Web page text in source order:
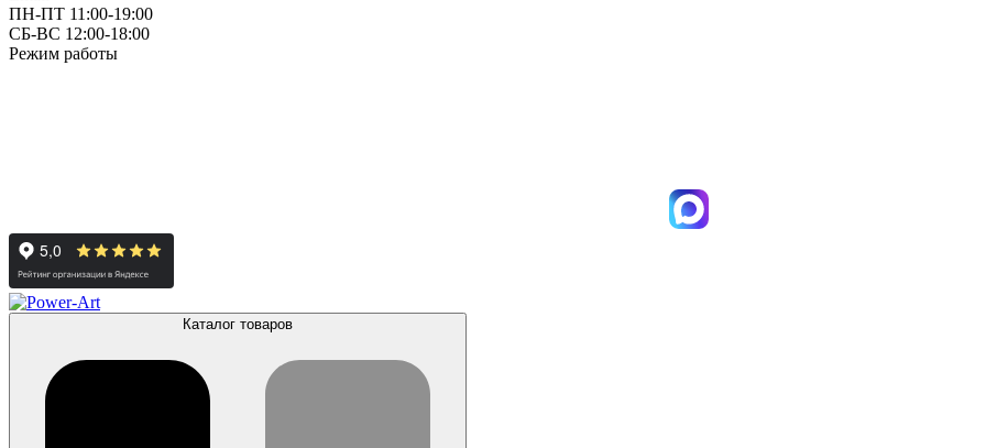
ПН-ПТ 11:00-19:00
СБ-ВС 12:00-18:00
Режим работы
Каталог товаров